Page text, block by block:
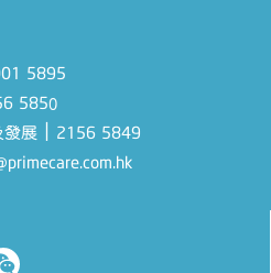
5895
5850
發展
2156 5849